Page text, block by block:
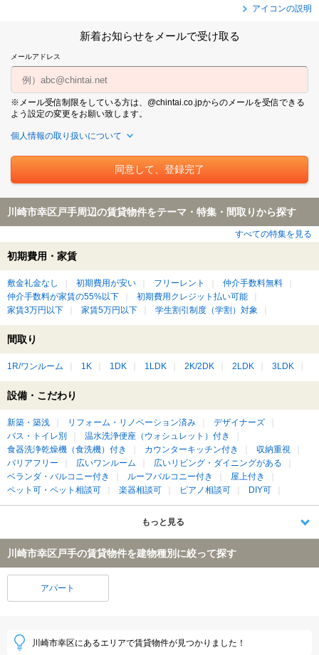
アイコンの説明
新着お知らせをメールで受け取る
メールアドレス
※メール受信制限をしている方は、@chintai.co.jpからのメールを受信できる
よう設定の変更をお願い致します。
個人情報の取り扱いについて
川崎市幸区戸手周辺の賃貸物件をテーマ・特集・間取りから探す
すべての特集を見る
初期費用・家賃
敷金礼金なし 初期費用が安い フリーレント
仲介手数料無料
仲介手数料が家賃の55%以下
初期費用クレジット払い可能
家賃3万円以下
家賃5万円以下 学生割引制度（学割）対象
間取り
1R/ワンルーム 1K 1DK 1LDK 2K/2DK 2LDK 3LDK
設備・こだわり
新築・築浅 リフォーム・リノベーション済み
デザイナーズ
バス・トイレ別
温水洗浄便座（ウォシュレット）付き
食器洗浄乾燥機（食洗機）付き
カウンターキッチン付き
収納重視
バリアフリー
広いワンルーム
広いリビング・ダイニングがある
ベランダ・バルコニー付き
ルーフバルコニー付き
屋上付き
ペット可・ペット相談可
楽器相談可 ピアノ相談可 DIY可
もっと見る
川崎市幸区戸手の賃貸物件を建物種別に絞って探す
アパート
川崎市幸区にあるエリアで賃貸物件が見つかりました！